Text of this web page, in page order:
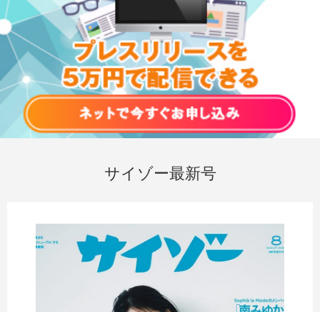
サイゾー最新号